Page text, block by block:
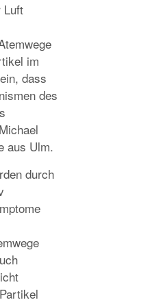
Luft
im
dass
des
aus Ulm.
durch